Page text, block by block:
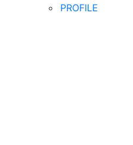
PROFILE